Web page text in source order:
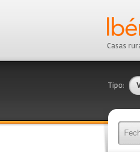
Casas
Tipo: